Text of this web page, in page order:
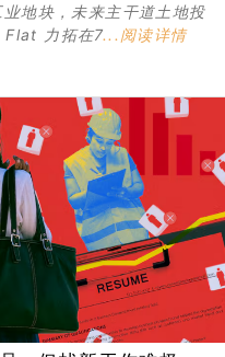
地块，未来主干道土地投
力拓在7...阅读详情